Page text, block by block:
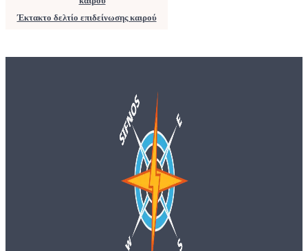
Έκτακτο δελτίο επιδείνωσης καιρού